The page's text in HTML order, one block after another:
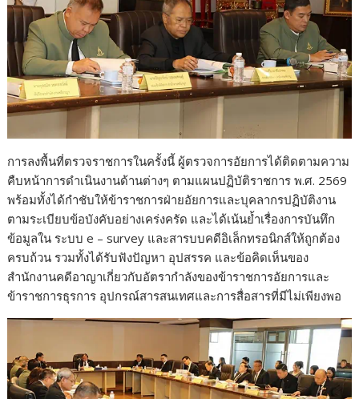
การลงพื้นที่ตรวจราชการในครั้งนี้ ผู้ตรวจการอัยการได้ติดตามความ
คืบหน้าการดำเนินงานด้านต่างๆ ตามแผนปฏิบัติราชการ พ.ศ. 2569
พร้อมทั้งได้กำชับให้ข้าราชการฝ่ายอัยการและบุคลากรปฏิบัติงาน
ตามระเบียบข้อบังคับอย่างเคร่งครัด และได้เน้นย้ำเรื่องการบันทึก
ข้อมูลใน ระบบ e – survey และสารบบคดีอิเล็กทรอนิกส์ให้ถูกต้อง
ครบถ้วน รวมทั้งได้รับฟังปัญหา อุปสรรค และข้อคิดเห็นของ
สำนักงานคดีอาญาเกี่ยวกับอัตรากำลังของข้าราชการอัยการและ
ข้าราชการธุรการ อุปกรณ์สารสนเทศและการสื่อสารที่มีไม่เพียงพอ